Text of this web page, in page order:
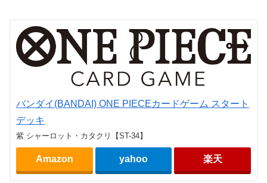
バンダイ(BANDAI) ONE PIECEカードゲーム スタート
デッキ
紫 シャーロット・カタクリ【ST-34】
Amazon yahoo 楽天